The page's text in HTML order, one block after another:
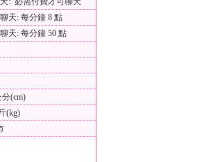
天: 每分鐘 8 點
天: 每分鐘 50 點
分(cm)
(kg)